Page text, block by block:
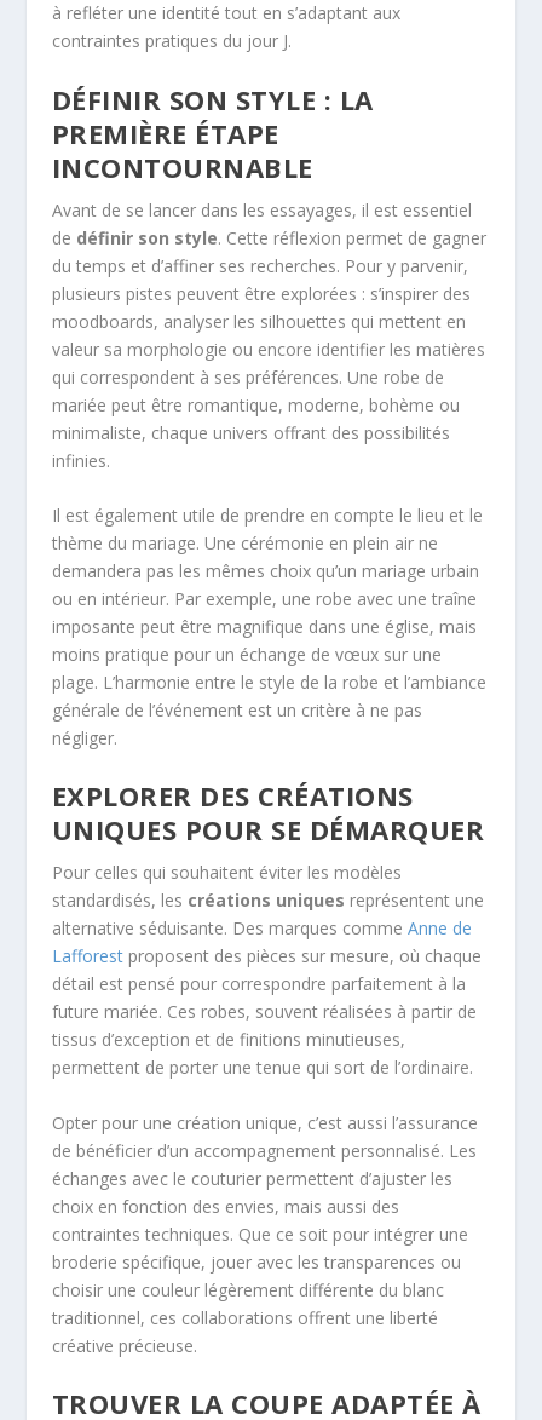
à refléter une identité tout en s’adaptant aux
contraintes pratiques du jour J.
DÉFINIR SON STYLE : LA
PREMIÈRE ÉTAPE
INCONTOURNABLE
Avant de se lancer dans les essayages, il est essentiel
de définir son style. Cette réflexion permet de gagner
du temps et d’affiner ses recherches. Pour y parvenir,
plusieurs pistes peuvent être explorées : s’inspirer des
moodboards, analyser les silhouettes qui mettent en
valeur sa morphologie ou encore identifier les matières
qui correspondent à ses préférences. Une robe de
mariée peut être romantique, moderne, bohème ou
minimaliste, chaque univers offrant des possibilités
infinies.
Il est également utile de prendre en compte le lieu et le
thème du mariage. Une cérémonie en plein air ne
demandera pas les mêmes choix qu’un mariage urbain
ou en intérieur. Par exemple, une robe avec une traîne
imposante peut être magnifique dans une église, mais
moins pratique pour un échange de vœux sur une
plage. L’harmonie entre le style de la robe et l’ambiance
générale de l’événement est un critère à ne pas
négliger.
EXPLORER DES CRÉATIONS
UNIQUES POUR SE DÉMARQUER
Pour celles qui souhaitent éviter les modèles
standardisés, les créations uniques représentent une
alternative séduisante. Des marques comme Anne de
Lafforestproposent des pièces sur mesure, où chaque
détail est pensé pour correspondre parfaitement à la
future mariée. Ces robes, souvent réalisées à partir de
tissus d’exception et de finitions minutieuses,
permettent de porter une tenue qui sort de l’ordinaire.
Opter pour une création unique, c’est aussi l’assurance
de bénéficier d’un accompagnement personnalisé. Les
échanges avec le couturier permettent d’ajuster les
choix en fonction des envies, mais aussi des
contraintes techniques. Que ce soit pour intégrer une
broderie spécifique, jouer avec les transparences ou
choisir une couleur légèrement différente du blanc
traditionnel, ces collaborations offrent une liberté
créative précieuse.
TROUVER LA COUPE ADAPTÉE À